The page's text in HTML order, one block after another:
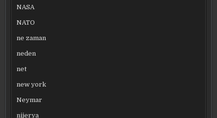
NASA
NATO
ne zaman
neden
net
new york
Neymar
nijerya